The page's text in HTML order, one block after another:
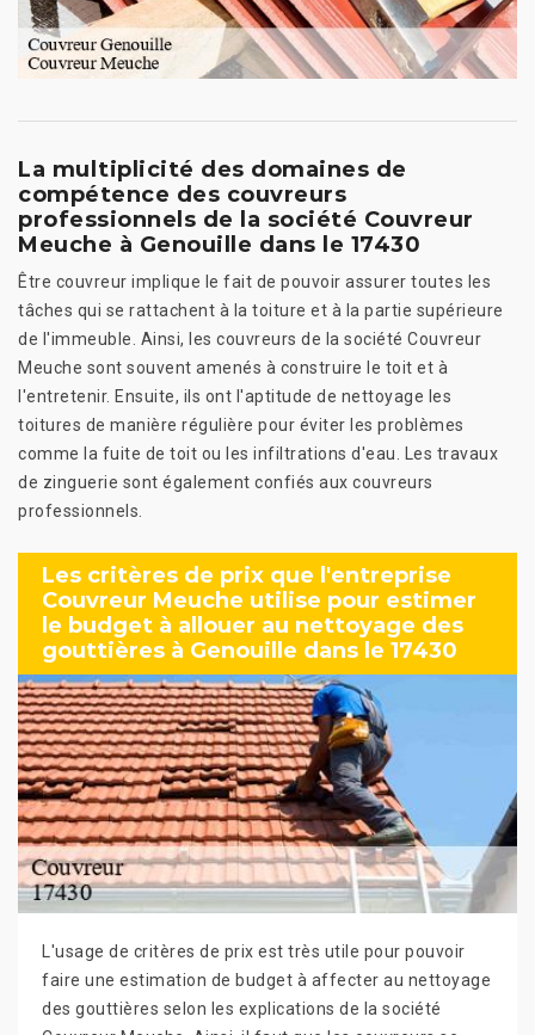
La multiplicité des domaines de
compétence des couvreurs
professionnels de la société Couvreur
Meuche à Genouille dans le 17430
Être couvreur implique le fait de pouvoir assurer toutes les
tâches qui se rattachent à la toiture et à la partie supérieure
de l'immeuble. Ainsi, les couvreurs de la société Couvreur
Meuche sont souvent amenés à construire le toit et à
l'entretenir. Ensuite, ils ont l'aptitude de nettoyage les
toitures de manière régulière pour éviter les problèmes
comme la fuite de toit ou les infiltrations d'eau. Les travaux
de zinguerie sont également confiés aux couvreurs
professionnels.
Les critères de prix que l'entreprise
Couvreur Meuche utilise pour estimer
le budget à allouer au nettoyage des
gouttières à Genouille dans le 17430
L'usage de critères de prix est très utile pour pouvoir
faire une estimation de budget à affecter au nettoyage
des gouttières selon les explications de la société